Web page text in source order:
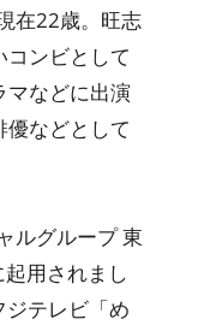
在22歳。旺志
ンビとして
マなどに出演
優などとして
ルグループ 東
用されまし
テレビ「め